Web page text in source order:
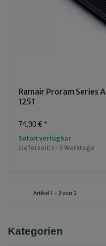
Ramair Proram Series
1251
74,90 € *
Sofort verfügbar
Lieferzeit:1 - 3 Werktage
Artikel 1 - 2 von 2
Kategorien